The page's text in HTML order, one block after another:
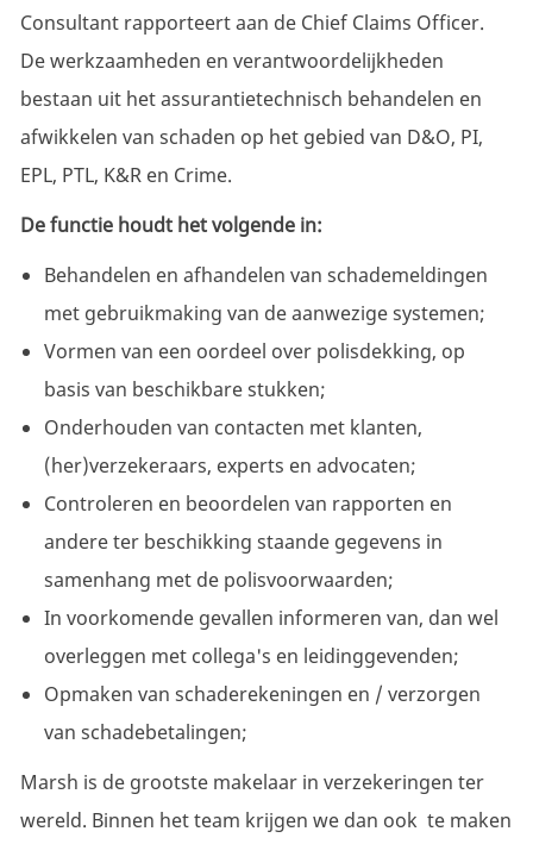
Consultant rapporteert aan de Chief Claims Officer.
De werkzaamheden en verantwoordelijkheden
bestaan uit het assurantietechnisch behandelen en
afwikkelen van schaden op het gebied van D&O, PI,
EPL, PTL, K&R en Crime.
De functie houdt het volgende in:
Behandelen en afhandelen van schademeldingen
met gebruikmaking van de aanwezige systemen;
Vormen van een oordeel over polisdekking, op
basis van beschikbare stukken;
Onderhouden van contacten met klanten,
(her)verzekeraars, experts en advocaten;
Controleren en beoordelen van rapporten en
andere ter beschikking staande gegevens in
samenhang met de polisvoorwaarden;
In voorkomende gevallen informeren van, dan wel
overleggen met collega's en leidinggevenden;
Opmaken van schaderekeningen en / verzorgen
van schadebetalingen;
Marsh is de grootste makelaar in verzekeringen ter
wereld. Binnen het team krijgen we dan ook te maken